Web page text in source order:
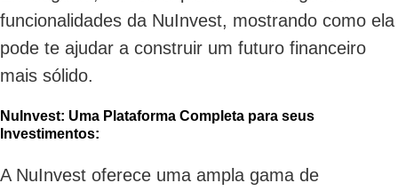
funcionalidades da NuInvest, mostrando como ela
pode te ajudar a construir um futuro financeiro
mais sólido.
NuInvest: Uma Plataforma Completa para seus
Investimentos:
A NuInvest oferece uma ampla gama de